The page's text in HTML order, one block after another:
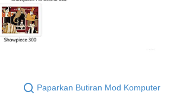
Paparkan Butiran Mod Komputer